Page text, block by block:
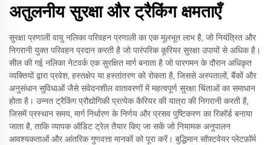
अतुलनीय सुरक्षा और ट्रैकिंग क्षमताएँ
सुरक्षा प्रणाली वायु नलिका परिवहन प्रणाली का एक मूलभूत लाभ है, जो नियंत्रित और
निगरानी युक्त परिवहन प्रदान करती है जो पारंपरिक कूरियर सुरक्षा उपायों से अधिक है।
सील की गई नलिका नेटवर्क एक सुरक्षित मार्ग बनाता है जो पारगमन के दौरान अधिकृत
व्यक्तियों द्वारा प्रवेश, हस्तक्षेप या हस्तांतरण को रोकता है, जिससे अस्पतालों, बैंकों और
अनुसंधान सुविधाओं जैसे संवेदनशील वातावरणों में महत्वपूर्ण सुरक्षा चिंताओं का समाधान
होता है। उन्नत ट्रैकिंग प्रौद्योगिकी प्रत्येक कैरियर की यात्रा की निगरानी करती है,
जिसमें प्रस्थान समय, मार्ग निर्धारण के निर्णय और प्रसव पुष्टिकरण का रिकॉर्ड बनाया
जाता है, ताकि व्यापक ऑडिट ट्रेल तैयार किए जा सकें जो नियामक अनुपालन
आवश्यकताओं और आंतरिक गुणवत्ता मानकों को पूरा करें। बुद्धिमान सॉफ़्टवेयर प्लेटफ़ॉर्म